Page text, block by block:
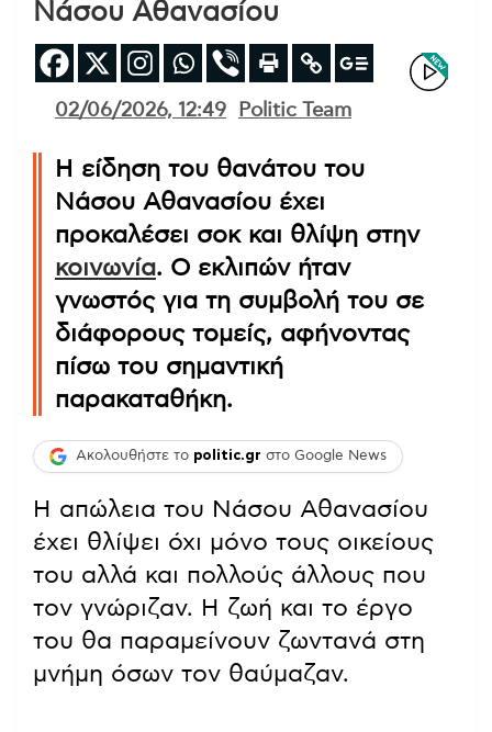
Νάσου Αθανασίου
02/06/2026, 12:49 Politic Team
Η είδηση του θανάτου του
Νάσου Αθανασίου έχει
προκαλέσει σοκ και θλίψη στην
κοινωνία. Ο εκλιπών ήταν
γνωστός για τη συμβολή του σε
διάφορους τομείς, αφήνοντας
πίσω του σημαντική
παρακαταθήκη.
Ακολουθήστε το politic.gr στο Google News
Η απώλεια του Νάσου Αθανασίου
έχει θλίψει όχι μόνο τους οικείους
του αλλά και πολλούς άλλους που
τον γνώριζαν. Η ζωή και το έργο
του θα παραμείνουν ζωντανά στη
μνήμη όσων τον θαύμαζαν.